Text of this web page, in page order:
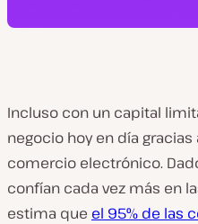
Incluso con un capital
negocio hoy en día
comercio electrónico.
confían cada vez más en
estima que el 95% de las